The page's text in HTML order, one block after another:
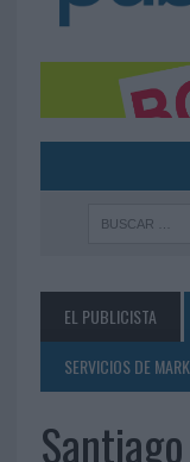
EL PUBLICISTA
SERVICIOS DE